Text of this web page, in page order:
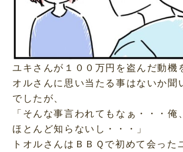
ユキさんが１００万円を盗んだ動機
オルさんに思い当たる事はないか聞
でしたが、
「そんな事言われてもなぁ・・・俺
ほとんど知らないし・・・」
トオルさんはＢＢＱで初めて会った